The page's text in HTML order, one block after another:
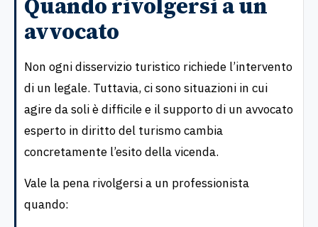
Quando rivolgersi a un
avvocato
Non ogni disservizio turistico richiede l’intervento
di un legale. Tuttavia, ci sono situazioni in cui
agire da soli è difficile e il supporto di un avvocato
esperto in diritto del turismo cambia
concretamente l’esito della vicenda.
Vale la pena rivolgersi a un professionista
quando: